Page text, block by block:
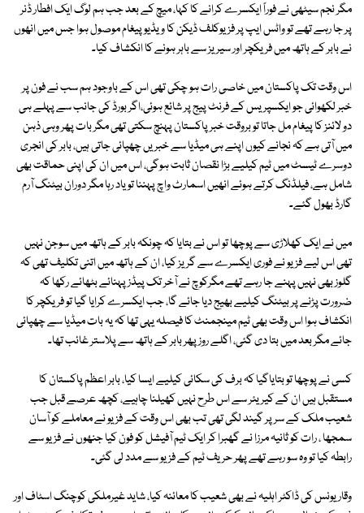
مگر نجم سیٹھی نے فوراً ایکسرے کرانے کا کہا، میچ کے بعد جب ہم لوگ ایک افطار ڈنر
پر جا رہے تھے تو واٹس ایپ پر فزیوکلف ڈیکن کا ویڈیو پیغام موصول ہوا جس میں انھوں
نے بابر کے ہاتھ میں فریکچر اور سیریز سے باہر ہونے کا انکشاف کیا۔
اس وقت تک پاکستان میں خاصی رات ہو چکی تھی اس کے باوجود ہم سب نے فون پر
خبر لکھوائی جو ایکسپریس کے فرنٹ پیج پر شائع ہوئی،اگر بورڈ کی جانب سے پہلے ہی
دو لائنز کا پیغام مل جاتا تو بروقت خبر پاکستان پہنچ سکتی تھی مگر بات پھر وہی ذہن
میں آتی ہے کہ نجانے کیوں اپنے ہی میڈیا سے خبریں چھپائی جاتی ہیں، بابر کی انجری
دوسرے ٹیسٹ میں ٹیم کیلیے بڑا نقصان ثابت ہوگی، اس میں ان کی اپنی حماقت بھی
شامل ہے، فیلڈنگ کرتے ہوئے انھیں اسمارٹ واچ پہننا تو یاد رہا مگر دوران بیٹنگ آرم
گارڈ بھول گئے۔
میں نے ایک کھلاڑی سے پوچھا تو اس نے بتایا کہ چونکہ بابر کے ہاتھ میں سوجن نہیں
تھی اس لیے فزیو نے فوری ایکسرے سے گریز کیا، ان کے ہاتھ میں اتنی تکلیف تھی کہ
گلوز بھی نہیں پہنے جا رہے تھے مگرکوچ نے آخر تک پیڈز پہنائے بٹھائے رکھا کہ
ضرورت پڑنے پر بیٹنگ کیلیے بھیج دیا جائے گا، جب ایکسرے کرایا گیا تو فریکچر کا
انکشاف ہوا اس وقت بھی ٹیم مینجمنٹ کا فیصلہ یہی تھا کہ یہ بات میڈیا سے چھپائی
جائے مگر بعد میں بتا دی گئی، اگلے روز پھر بابر کے ہاتھ سے پلاستر غائب تھا۔
کسی نے پوچھا تو بتایاگیا کہ برف کی سکائی کیلیے ایسا کیا، بابر اعظم پاکستان کا
مستقبل ہیں ان کے کیریئر سے اس طرح نہیں کھیلنا چاہیے، کچھ عرصے قبل جب
شعیب ملک کے سر پر گیند لگی تھی تب بھی اس وقت کے فزیو نے معاملے کو آسان
سمجھا ، رات کو ثانیہ مرزا نے گھبرا کر ایک ٹیم آفیشل کو فون کیا جنھوں نے فزیو سے
رابطہ کیا تو وہ سو رہے تھے پھر حریف ٹیم کے فزیو سے مدد لی گئی۔
وقار یونس کی ڈاکٹر اہلیہ نے بھی شعیب کا معائنہ کیا، شاید غیرملکی کوچنگ اسٹاف اور